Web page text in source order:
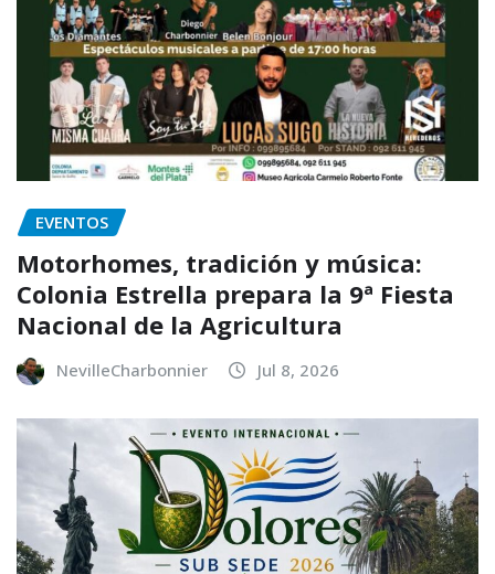
EVENTOS
Motorhomes, tradición y música:
Colonia Estrella prepara la 9ª Fiesta
Nacional de la Agricultura
NevilleCharbonnier Jul 8, 2026